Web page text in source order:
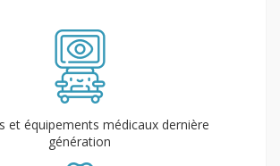
et équipements médicaux dernière
génération